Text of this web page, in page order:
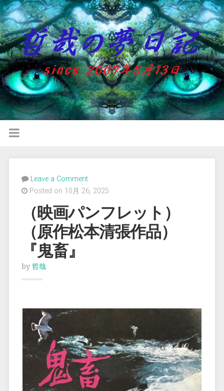
Leave a Comment
Posted on 10月 26, 2025
（映画パンフレット）
（原作松本清張作品）
『鬼畜』
by 哲哉